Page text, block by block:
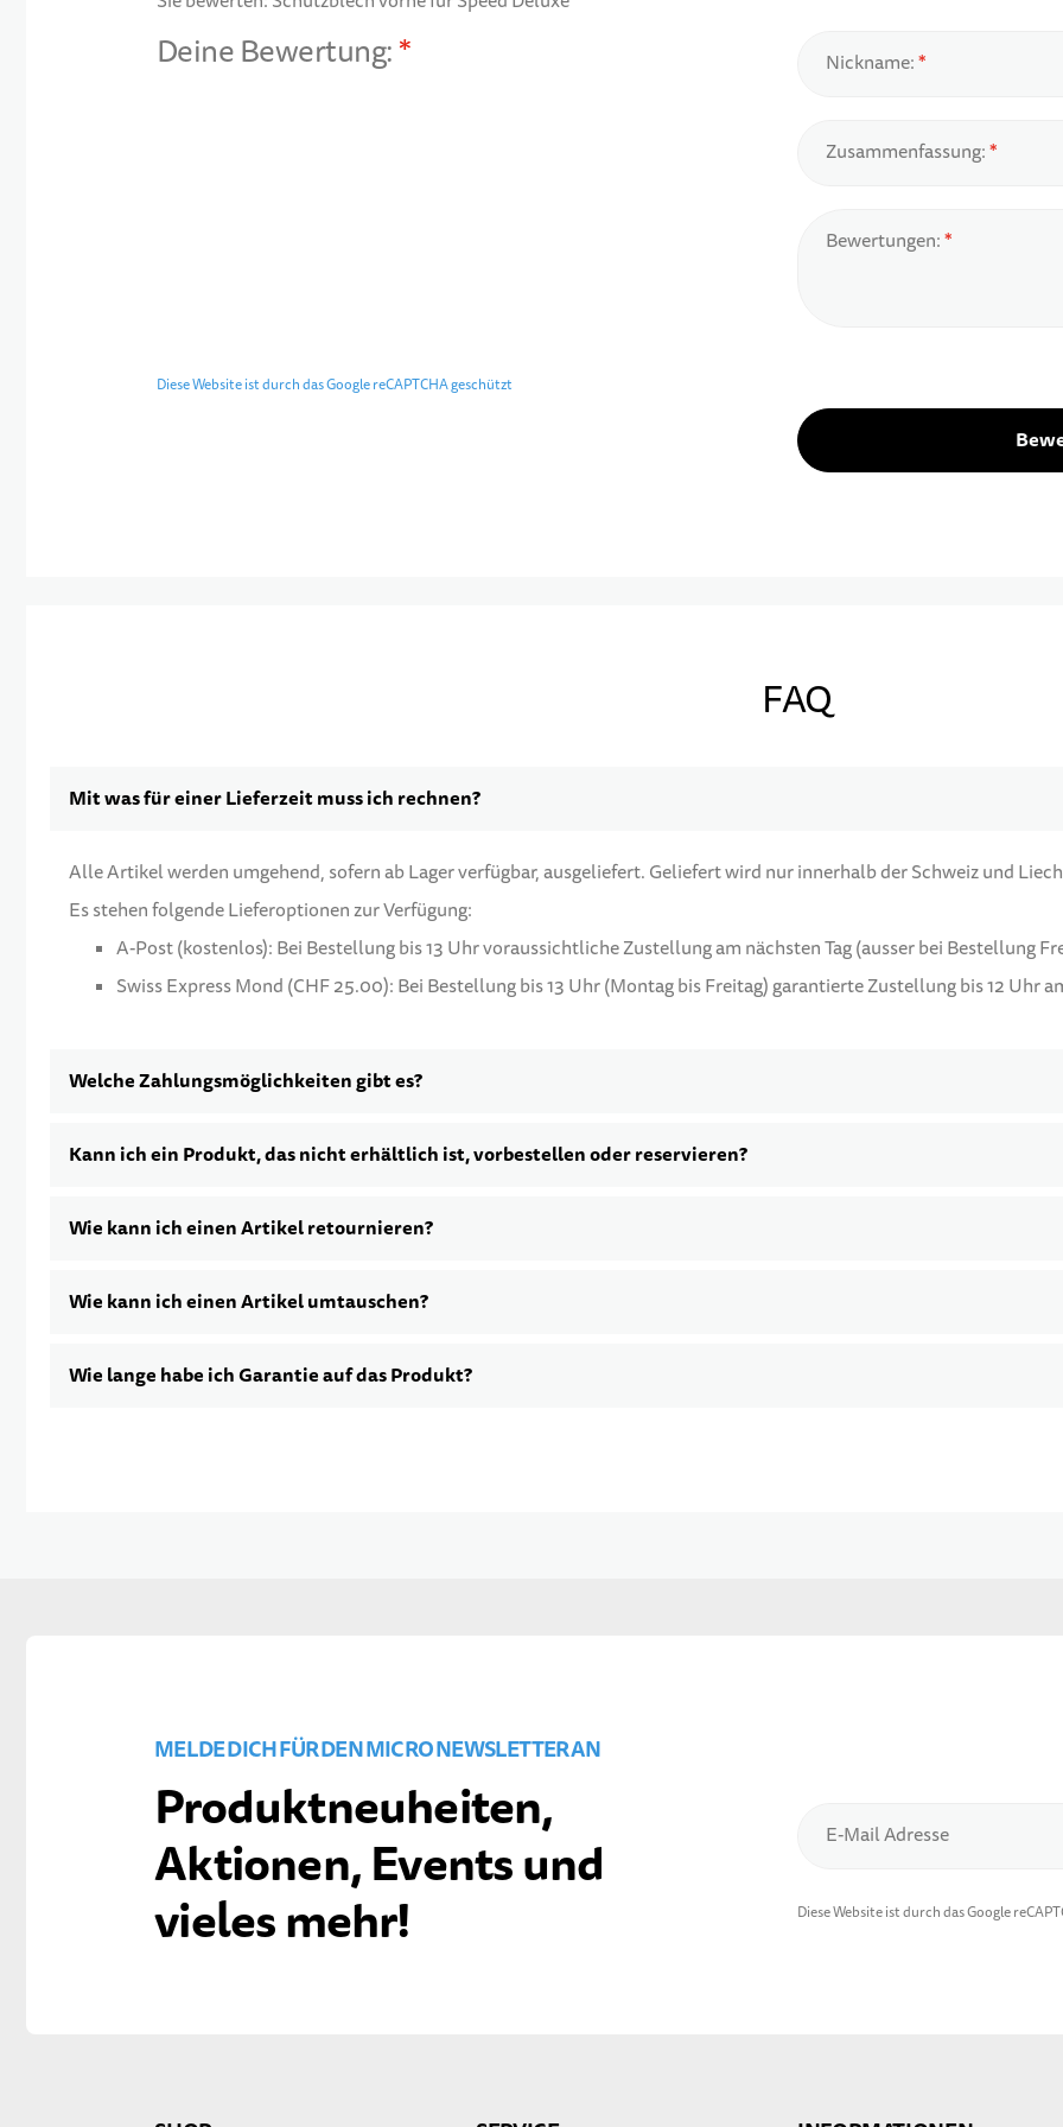
Deine Bewertung: Nickname:
Zusammenfassung:
Bewertungen:
Diese Website ist durch das Google reCAPTCHA geschützt
FAQ
Mit was für einer Lieferzeit muss ich rechnen?
Alle Artikel werden umgehend, sofern ab Lager verfügbar, ausgeliefert. Geliefert wird nur innerhalb der Schweiz und
Es stehen folgende Lieferoptionen zur Verfügung:
A-Post (kostenlos): Bei Bestellung bis 13 Uhr voraussichtliche Zustellung am nächsten Tag (ausser bei Bestellung
Swiss Express Mond (CHF 25.00): Bei Bestellung bis 13 Uhr (Montag bis Freitag) garantierte Zustellung bis 12 Uhr
Welche Zahlungsmöglichkeiten gibt es?
Kann ich ein Produkt, das nicht erhältlich ist, vorbestellen oder reservieren?
Wie kann ich einen Artikel retournieren?
Wie kann ich einen Artikel umtauschen?
Wie lange habe ich Garantie auf das Produkt?
E-Mail Adresse
Diese Website ist durch das Google
MELDE DICH FÜR DEN MICRO NEWSLETTER AN
Produktneuheiten,
Aktionen, Events und
vieles mehr!